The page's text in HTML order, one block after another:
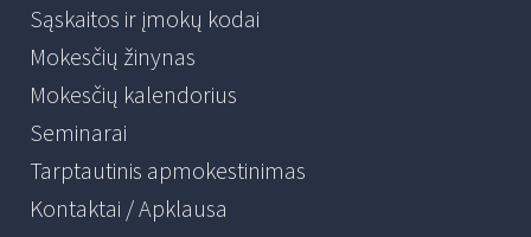
Sąskaitos ir įmokų kodai
Mokesčių žinynas
Mokesčių kalendorius
Seminarai
Tarptautinis apmokestinimas
Kontaktai / Apklausa